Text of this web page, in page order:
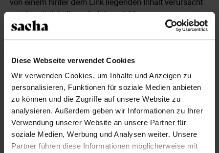
Diese Webseite verwendet Cookies
Wir verwenden Cookies, um Inhalte und Anzeigen zu
personalisieren, Funktionen für soziale Medien anbieten
zu können und die Zugriffe auf unsere Website zu
analysieren. Außerdem geben wir Informationen zu Ihrer
Verwendung unserer Website an unsere Partner für
soziale Medien, Werbung und Analysen weiter. Unsere
Partner führen diese Informationen möglicherweise mit
von einem hinter dem Link liegenden Inhalt verursacht
worden sind, haften wir daher nicht.
Farben
Produkten auf der Website exakt die tatsächlichen
Farben der Produkte wiedergeben. Die Wiedergabe
der Farben hängt von den Einstellungen Ihres
Computers ab.
Kolophon
Sitz der Gesellschaft: